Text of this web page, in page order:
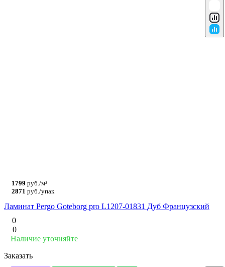
1799 руб./м²
2871 руб./упак
Ламинат Pergo Goteborg pro L1207-01831 Дуб Французский
0
0
Наличие уточняйте
Заказать